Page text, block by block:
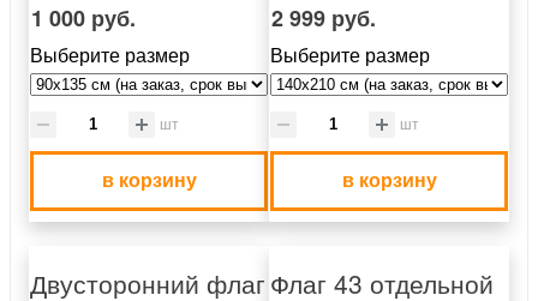
1 000 руб.
Выберите размер
шт
в корзину
2 999 руб.
Выберите размер
шт
в корзину
Двусторонний флаг Флаг 43 отдельной